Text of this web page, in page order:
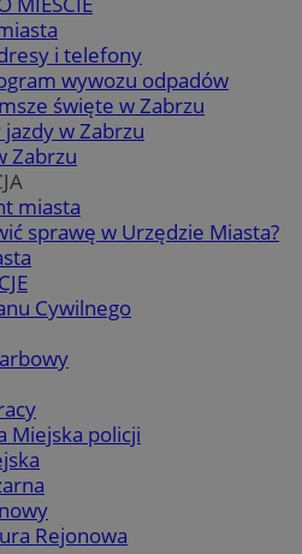
i telefony
wywozu odpadów
święte w Zabrzu
jazdy w Zabrzu
Zabrzu
miasta
sprawę w Urzędzie Miasta?
Cywilnego
Miejska policji
Rejonowa